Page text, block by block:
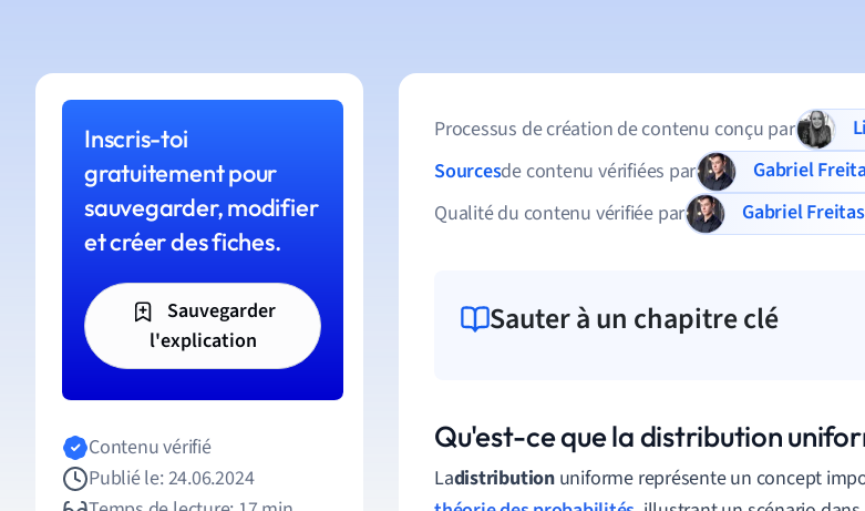
Inscris-toi
gratuitement pour
sauvegarder, modifier
et créer des fiches.
Sauvegarder
l'explication
Contenu vérifié
Publié le: 24.06.2024
Processus de création de contenu conçu par
Sourcesde contenu vérifiées par
Gabriel
Qualité du contenu vérifiée par
Gabriel Freitas
Sauter à un chapitre clé
Qu'est-ce que la distribution
Ladistributionuniforme représente un concept